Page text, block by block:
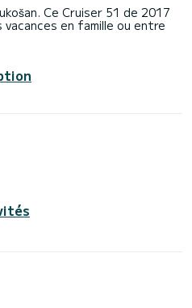
Ce Cruiser 51 de 2017
en famille ou entre
D'une longueur hors tout
allié pour passer des
salles d'eau avec douche.
des équipements
Climatisation, Plateforme
», un expert SamBoat